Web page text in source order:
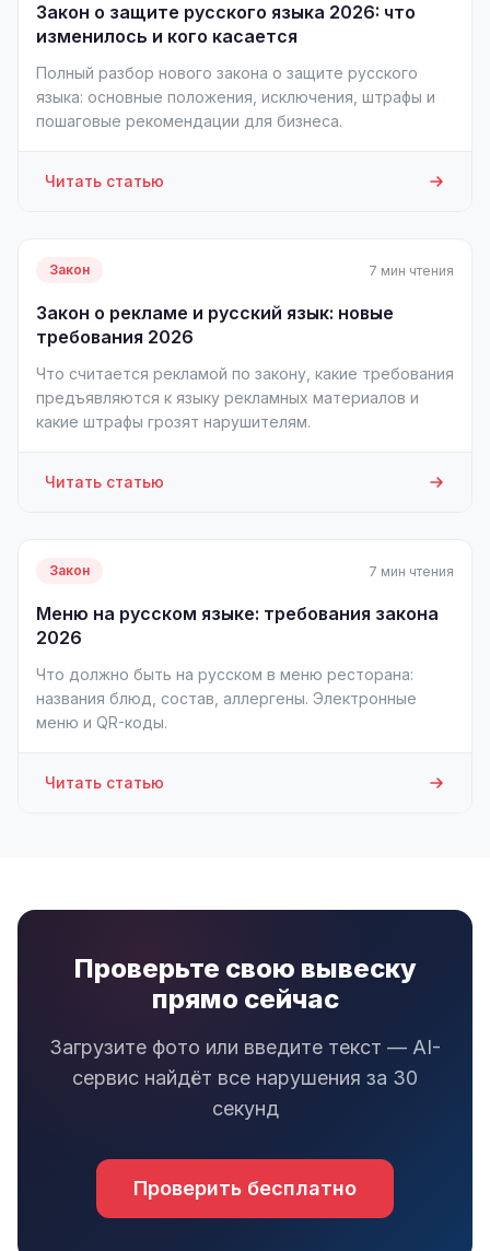
Закон о защите русского языка 2026: что
изменилось и кого касается
Полный разбор нового закона о защите русского
языка: основные положения, исключения, штрафы и
пошаговые рекомендации для бизнеса.
Читать статью
Закон 7 мин чтения
Закон о рекламе и русский язык: новые
требования 2026
Что считается рекламой по закону, какие требования
предъявляются к языку рекламных материалов и
какие штрафы грозят нарушителям.
Читать статью
Закон 7 мин чтения
Меню на русском языке: требования закона
2026
Что должно быть на русском в меню ресторана:
названия блюд, состав, аллергены. Электронные
меню и QR-коды.
Читать статью
Проверьте свою вывеску
прямо сейчас
Загрузите фото или введите текст — AI-
сервис найдёт все нарушения за 30
секунд
Проверить бесплатно